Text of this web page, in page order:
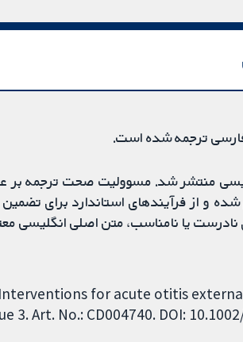
فارسی ترجمه شده است.
منتشر شد. مسوولیت صحت ترجمه بر
و از فرآیندهای استاندارد برای
یا نامناسب، متن اصلی انگلیسی
Interventions for acute otitis
3. Art. No.: CD004740. DOI: